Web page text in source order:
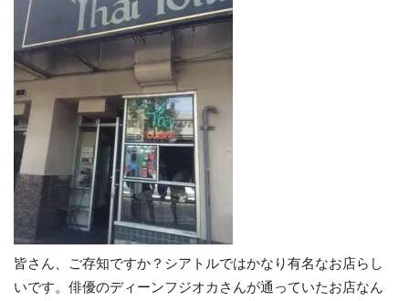
皆さん、ご存知ですか？シアトルではかなり有名なお店らし
いです。俳優のディーンフジオカさんが通っていたお店なん